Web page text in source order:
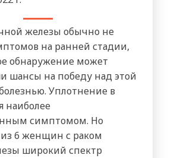
железы обычно не
на ранней стадии,
обнаружение может
шансы на победу над этой
Уплотнение в
наиболее
симптомом. Но
6 женщин с раком
широкий спектр